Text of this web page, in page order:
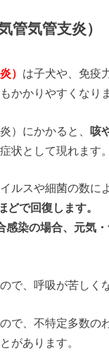
管気管支炎）
） は子犬や、免疫
かかりやすくなり
）にかかると、 咳
状として現れます。
ルスや細菌の数に
で回復します。
感染の場合、元気
で、呼吸が苦しく
で、不特定多数
があります。